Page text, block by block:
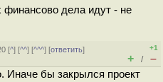
дела идут - не
[^] [^^] [^^^] [ответить]
+1
+ / –
Иначе бы закрылся проект